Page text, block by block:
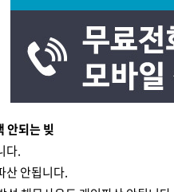
안되는 빚
다.
산 안됩니다.